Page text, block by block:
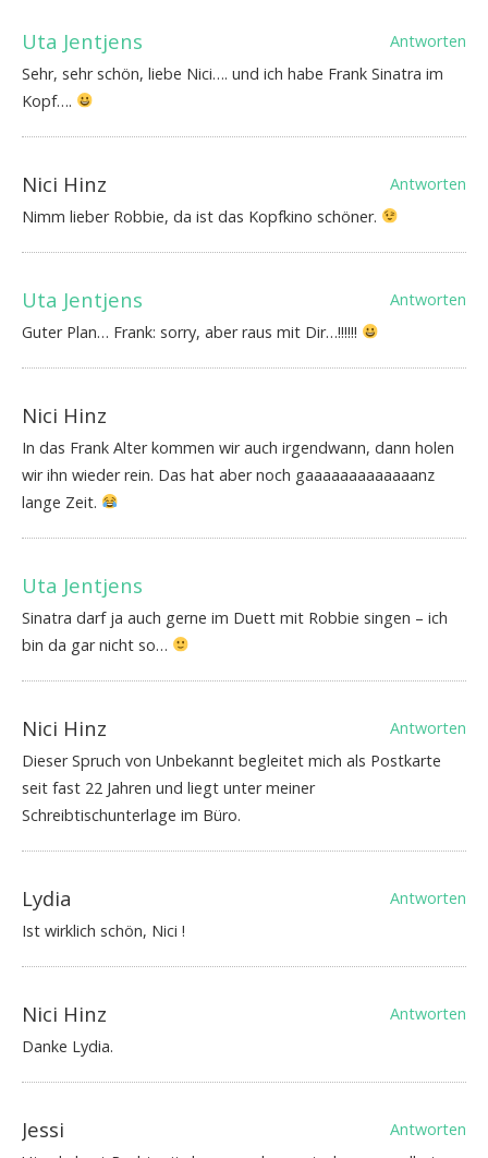
Uta Jentjens
Antworten
Sehr, sehr schön, liebe Nici…. und ich habe Frank Sinatra im
Kopf….
Nici Hinz
Antworten
Nimm lieber Robbie, da ist das Kopfkino schöner.
Uta Jentjens
Antworten
Guter Plan… Frank: sorry, aber raus mit Dir…!!!!!!
Nici Hinz
In das Frank Alter kommen wir auch irgendwann, dann holen
wir ihn wieder rein. Das hat aber noch gaaaaaaaaaaaaanz
lange Zeit.
Uta Jentjens
Sinatra darf ja auch gerne im Duett mit Robbie singen – ich
bin da gar nicht so…
Nici Hinz
Antworten
Dieser Spruch von Unbekannt begleitet mich als Postkarte
seit fast 22 Jahren und liegt unter meiner
Schreibtischunterlage im Büro.
Lydia
Antworten
Ist wirklich schön, Nici !
Nici Hinz
Antworten
Danke Lydia.
Jessi
Antworten